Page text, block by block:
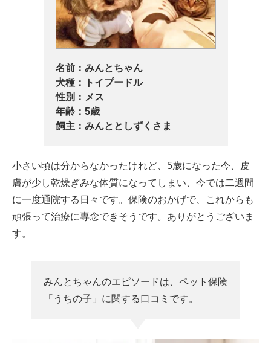
名前： みんとちゃん
犬種：
トイプードル
性別： メス
年齢： 5歳
飼主： みんととしずくさま
小さい頃は分からなかったけれど、5歳になった今、皮
膚が少し乾燥ぎみな体質になってしまい、今では二週間
に一度通院する日々です。保険のおかげで、これからも
頑張って治療に専念できそうです。ありがとうございま
す。
みんとちゃんのエピソードは、ペット保険
「うちの子」に関する口コミです。